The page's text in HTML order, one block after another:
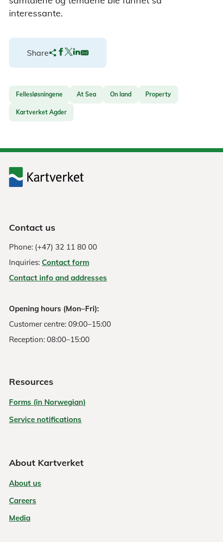
interessante.
Share
Fellesløsningene At Sea On land Property
Kartverket Agder
Contact us
Phone: (+47) 32 11 80 00
Inquiries: Contact form
Contact info and addresses
Opening hours (Mon–Fri):
Customer centre: 09:00–15:00
Reception: 08:00–15:00
Resources
Forms (in Norwegian)
Service notifications
About Kartverket
About us
Careers
Media